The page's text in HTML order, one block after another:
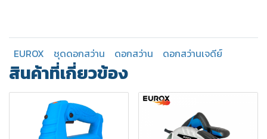
EUROX ชุดดอกสว่าน ดอกสว่าน ดอกสว่านเจดีย์
สินค้าที่เกี่ยวข้อง